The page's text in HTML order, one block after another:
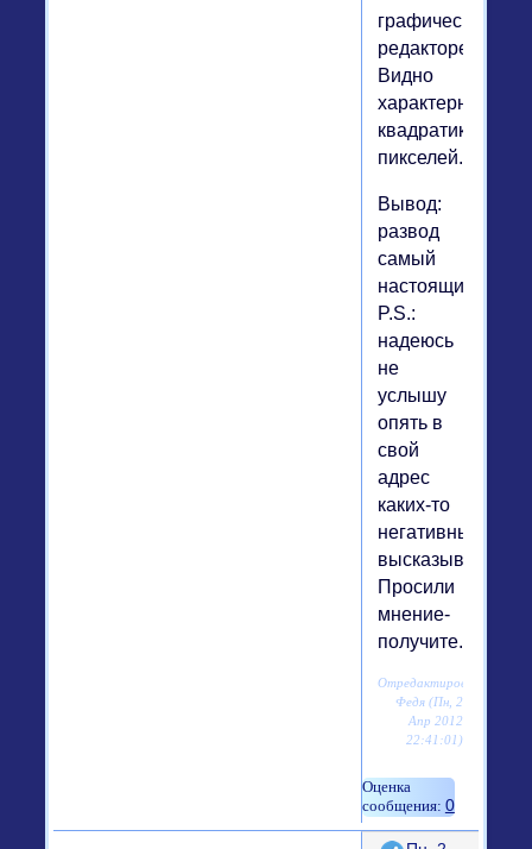
графическом
редакторе....
Видно
характерные
квадратики
пикселей...
Вывод:
развод
самый
настоящий.
P.S.:
надеюсь
не
услышу
опять в
свой
адрес
каких-то
негативных
высказываний.
Просили
мнение-
получите.
Отредактировано
Федя (Пн, 2
Апр 2012
22:41:01)
0